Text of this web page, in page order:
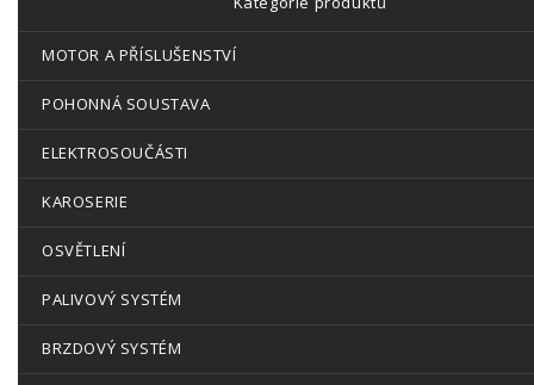
MOTOR A PŘÍSLUŠENSTVÍ
POHONNÁ SOUSTAVA
ELEKTROSOUČÁSTI
KAROSERIE
OSVĚTLENÍ
PALIVOVÝ SYSTÉM
BRZDOVÝ SYSTÉM